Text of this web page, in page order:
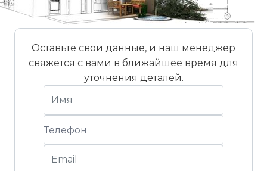
Штук на поддоне 240 шт
Оставьте свои данные, и наш менеджер
свяжется с вами в ближайшее время для
уточнения деталей.